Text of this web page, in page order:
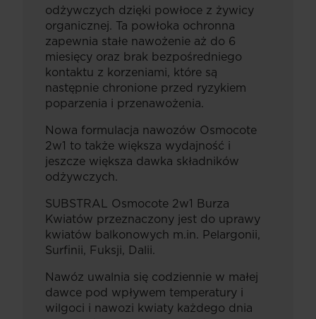
odżywczych dzięki powłoce z żywicy
organicznej. Ta powłoka ochronna
zapewnia stałe nawożenie aż do 6
miesięcy oraz brak bezpośredniego
kontaktu z korzeniami, które są
następnie chronione przed ryzykiem
poparzenia i przenawożenia.
Nowa formulacja nawozów Osmocote
2w1 to także większa wydajność i
jeszcze większa dawka składników
odżywczych.
SUBSTRAL Osmocote 2w1 Burza
Kwiatów przeznaczony jest do uprawy
kwiatów balkonowych m.in. Pelargonii,
Surfinii, Fuksji, Dalii.
Nawóz uwalnia się codziennie w małej
dawce pod wpływem temperatury i
wilgoci i nawozi kwiaty każdego dnia